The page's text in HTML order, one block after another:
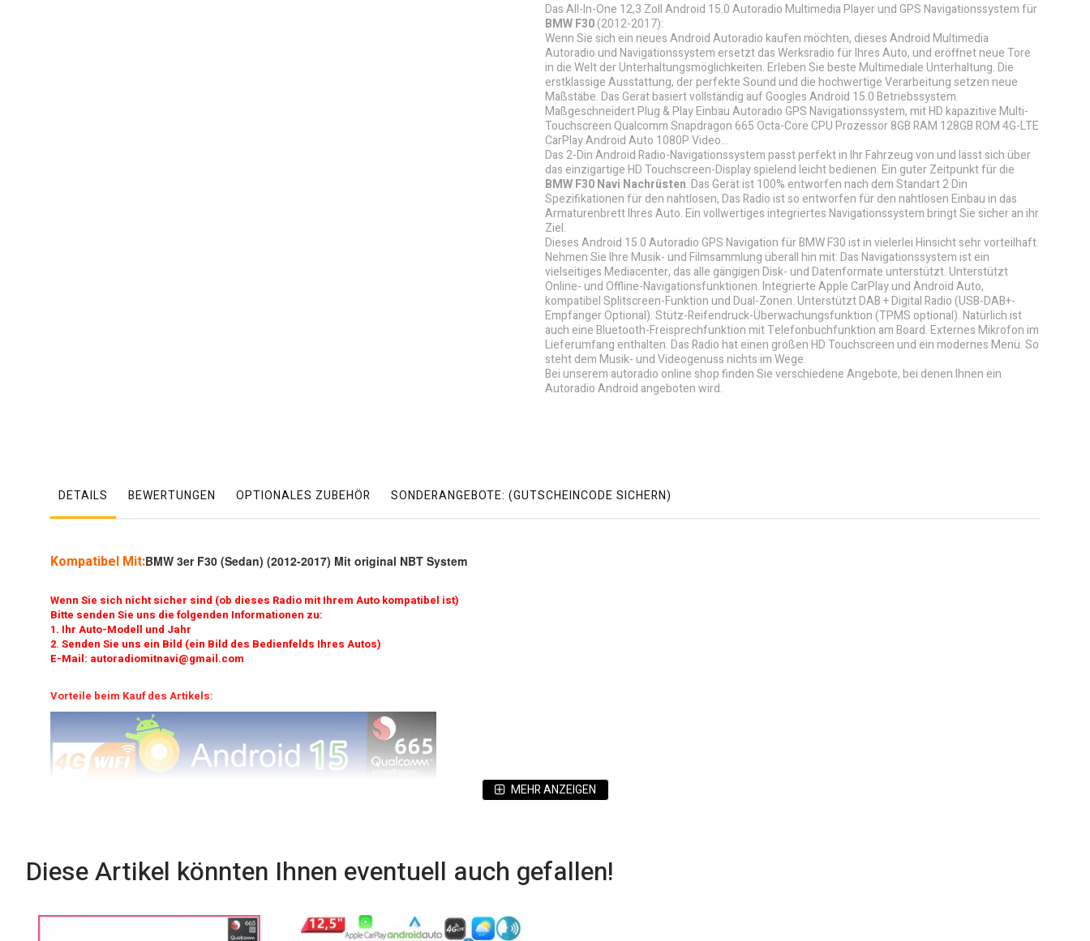
Das All-In-One 12,3 Zoll Android 15.0 Autoradio Multimedia Player und GPS Navigationssystem für
BMW F30(2012-2017):
Wenn Sie sich ein neues Android Autoradio kaufen möchten, dieses Android Multimedia
Autoradio und Navigationssystem ersetzt das Werksradio für Ihres Auto, und eröffnet neue Tore
in die Welt der Unterhaltungsmöglichkeiten. Erleben Sie beste Multimediale Unterhaltung. Die
erstklassige Ausstattung, der perfekte Sound und die hochwertige Verarbeitung setzen neue
Maßstäbe. Das Gerät basiert vollständig auf Googles Android 15.0 Betriebssystem.
Maßgeschneidert Plug & Play Einbau Autoradio GPS Navigationssystem, mit HD kapazitive Multi-
Touchscreen Qualcomm Snapdragon 665 Octa-Core CPU Prozessor 8GB RAM 128GB ROM 4G-LTE
CarPlay Android Auto 1080P Video...
Das 2-Din Android Radio-Navigationssystem passt perfekt in Ihr Fahrzeug von und lässt sich über
das einzigartige HD Touchscreen-Display spielend leicht bedienen. Ein guter Zeitpunkt für die
BMW F30 Navi Nachrüsten. Das Gerät ist 100% entworfen nach dem Standart 2 Din
Spezifikationen für den nahtlosen, Das Radio ist so entworfen für den nahtlosen Einbau in das
Armaturenbrett Ihres Auto. Ein vollwertiges integriertes Navigationssystem bringt Sie sicher an ihr
Ziel.
Dieses Android 15.0 Autoradio GPS Navigation für BMW F30 ist in vielerlei Hinsicht sehr vorteilhaft.
Nehmen Sie Ihre Musik- und Filmsammlung überall hin mit: Das Navigationssystem ist ein
vielseitiges Mediacenter, das alle gängigen Disk- und Datenformate unterstützt. Unterstützt
Online- und Offline-Navigationsfunktionen. Integrierte Apple CarPlay und Android Auto,
kompatibel Splitscreen-Funktion und Dual-Zonen. Unterstützt DAB + Digital Radio (USB-DAB+-
Empfänger Optional). Stütz-Reifendruck-Überwachungsfunktion (TPMS optional). Natürlich ist
auch eine Bluetooth-Freisprechfunktion mit Telefonbuchfunktion am Board. Externes Mikrofon im
Lieferumfang enthalten. Das Radio hat einen großen HD Touchscreen und ein modernes Menü. So
steht dem Musik- und Videogenuss nichts im Wege.
Bei unserem autoradio online shop finden Sie verschiedene Angebote, bei denen Ihnen ein
Autoradio Android angeboten wird.
DETAILS BEWERTUNGEN OPTIONALES ZUBEHÖR SONDERANGEBOTE: (GUTSCHEINCODE SICHERN)
Kompatibel Mit:BMW 3er F30 (Sedan) (2012-2017) Mit original NBT System
Wenn Sie sich nicht sicher sind (ob dieses Radio mit Ihrem Auto kompatibel ist)
Bitte senden Sie uns die folgenden Informationen zu:
1. Ihr Auto-Modell und Jahr
2. Senden Sie uns ein Bild (ein Bild des Bedienfelds Ihres Autos)
E-Mail: autoradiomitnavi@gmail.com
Vorteile beim Kauf des Artikels:
HD-Auflösung für gestochen scharfe Bilder
Erfrischende Benutzeroberfläche speziell entworfen
Unterstützen Sie Ihr Original Radio AM / FM (es wird Ihr Original Radio System verwenden)
Unterstützen Sie Ihr Original Bluetooth, wenn Sie haben. Wenn Sie kein Bluetooth in Ihrem Originalradio haben. Dieses Radio fügt Bluetooth-Freisprecheinrichtung und A2DP BT-Musik hinzu,
MEHR ANZEIGEN
Diese Artikel könnten Ihnen eventuell auch gefallen!